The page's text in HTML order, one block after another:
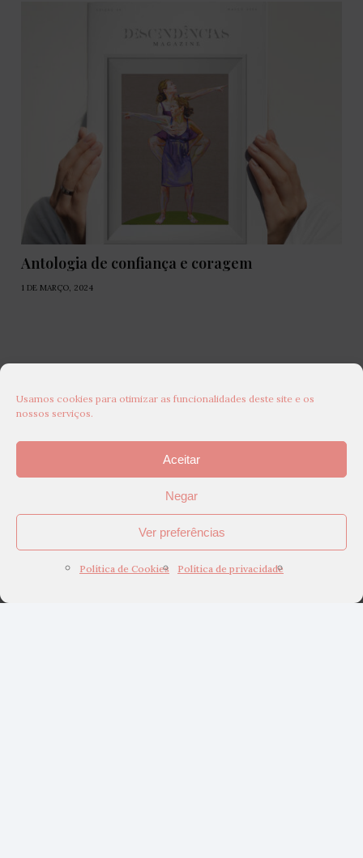
Usamos cookies para otimizar as funcionalidades deste site e os
nossos serviços.
Aceitar
Negar
Ver preferências
Política de Cookies Política de privacidade
Antologia de confiança e coragem
1 DE MARÇO, 2024